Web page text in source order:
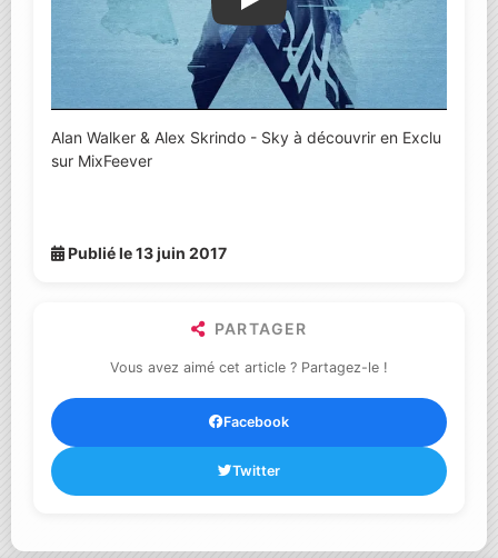
Lire la vidéo YouTube
Alan Walker & Alex Skrindo - Sky à découvrir en Exclu
sur MixFeever
Publié le 13 juin 2017
PARTAGER
Vous avez aimé cet article ? Partagez-le !
Facebook
Twitter